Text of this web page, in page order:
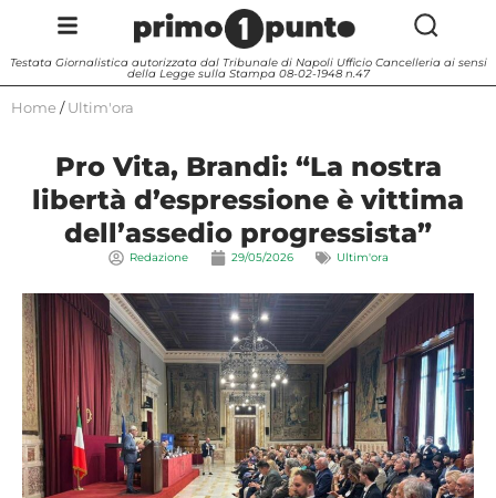
Testata Giornalistica autorizzata dal Tribunale di Napoli Ufficio Cancelleria ai sensi
della Legge sulla Stampa 08-02-1948 n.47
Home / Ultim'ora
Pro Vita, Brandi: “La nostra
libertà d’espressione è vittima
dell’assedio progressista”
Redazione 29/05/2026 Ultim'ora